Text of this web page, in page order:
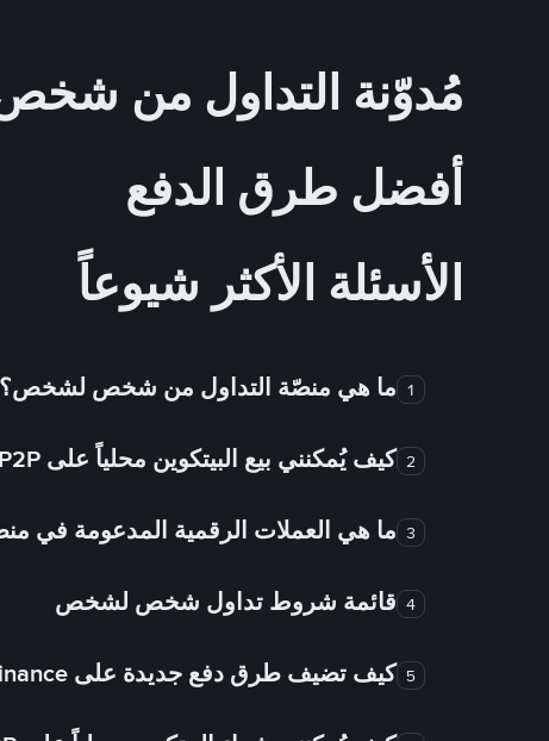
مُدوّنة التداول من
أفضل طرق الدفع
الأسئلة الأكثر شيوعاً
1 ما هي منصّة التداول من شخص لشخص؟
2 كيف يُمكنني بيع البيتكوين محلياً على Binance P2P؟
3 ما هي العملات الرقمية المدعومة
4 قائمة شروط تداول شخص لشخص
5 كيف تضيف طرق دفع جديدة على Binance شخص لشخص؟